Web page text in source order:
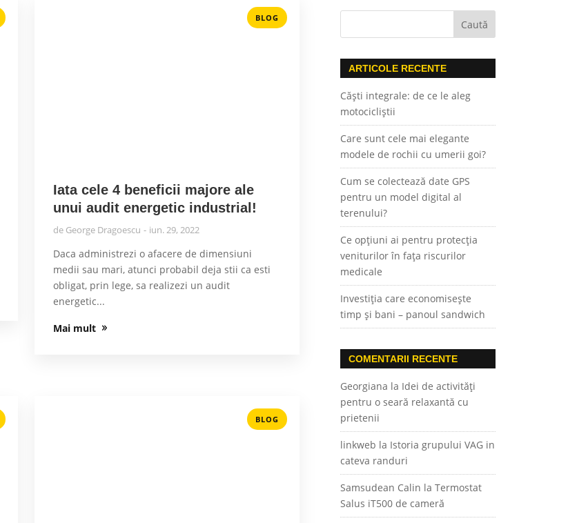
BLOG
Iata cele 4 beneficii majore ale
unui audit energetic industrial!
de George Dragoescu iun. 29, 2022
Daca administrezi o afacere de dimensiuni
medii sau mari, atunci probabil deja stii ca esti
obligat, prin lege, sa realizezi un audit
energetic...
Mai mult
BLOG
ARTICOLE RECENTE
Căști integrale: de ce le aleg
motocicliștii
Care sunt cele mai elegante
modele de rochii cu umerii goi?
Cum se colectează date GPS
pentru un model digital al
terenului?
Ce opțiuni ai pentru protecția
veniturilor în fața riscurilor
medicale
Investiția care economisește
timp și bani – panoul sandwich
COMENTARII RECENTE
Georgiana la Idei de activități
pentru o seară relaxantă cu
prietenii
linkweb la Istoria grupului VAG in
cateva randuri
Samsudean Calin laTermostat
Salus iT500 de cameră